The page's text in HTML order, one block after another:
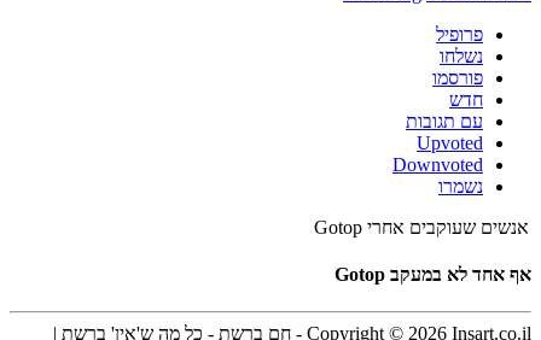
פרופיל
נשלחו
פורסמו
חדש
עם תגובות
Upvoted
Downvoted
נשמרו
אנשים שעוקבים אחרי Gotop
אף אחד לא במעקב Gotop
Copyright © 2026 Insart.co.il - חם ברשת - כל מה ש'אין' ברשת |